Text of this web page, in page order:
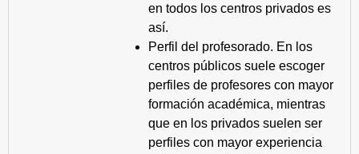
en todos los centros privados es
así.
Perfil del profesorado. En los
centros públicos suele escoger
perfiles de profesores con mayor
formación académica, mientras
que en los privados suelen ser
perfiles con mayor experiencia